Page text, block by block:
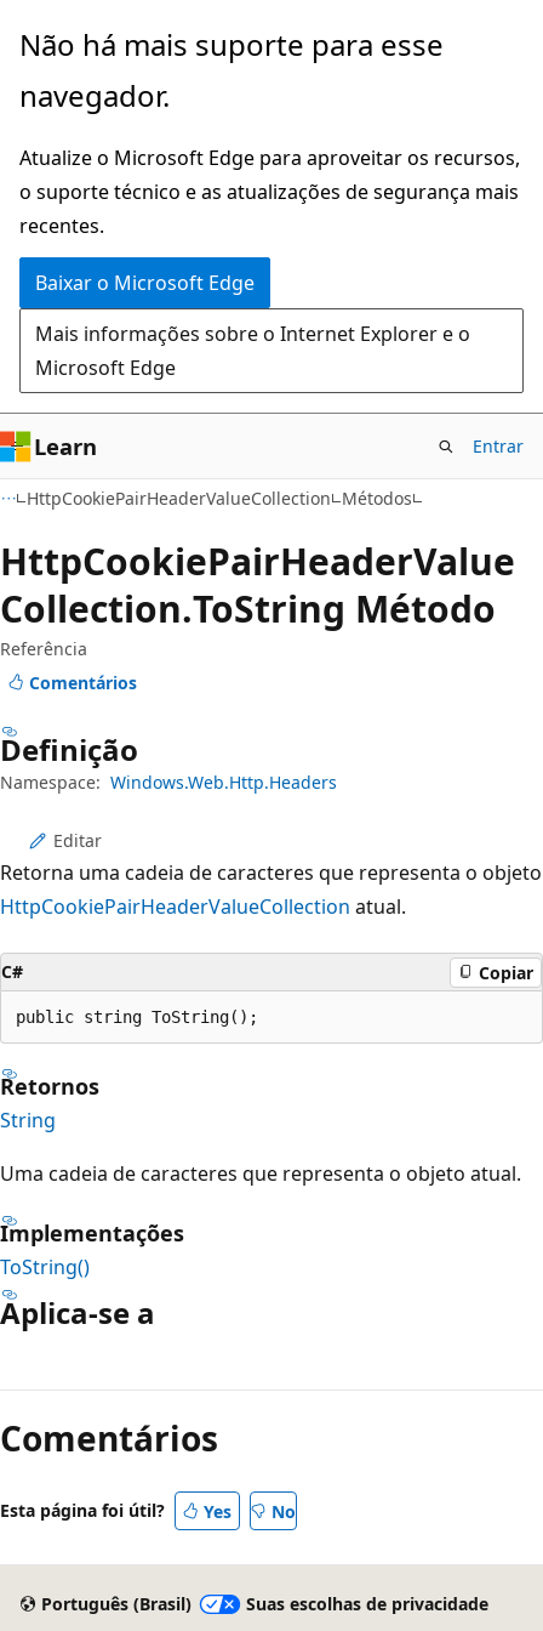
Pular
o
principal
Ignore
passe
a
navegação
na
página
Não há mais suporte para esse
navegador.
Atualize o Microsoft Edge para aproveitar os recursos,
o suporte técnico e as atualizações de segurança mais
recentes.
Baixar o Microsoft Edge
Mais informações sobre o Internet Explorer e o
Microsoft Edge
Learn Entrar
HttpCookiePairHeaderValueCollection Métodos
HttpCookiePairHeaderValue
Collection.ToString Método
Referência
Comentários
Definição
Namespace: Windows.Web.Http.Headers
Editar
Retorna uma cadeia de caracteres que representa o objeto
HttpCookiePairHeaderValueCollection atual.
C# Copiar
public string ToString();
Retornos
String
Uma cadeia de caracteres que representa o objeto atual.
Implementações
ToString()
Aplica-se a
leitura
Comentários
Esta página foi útil? Yes No
Português (Brasil)
Suas escolhas de privacidade